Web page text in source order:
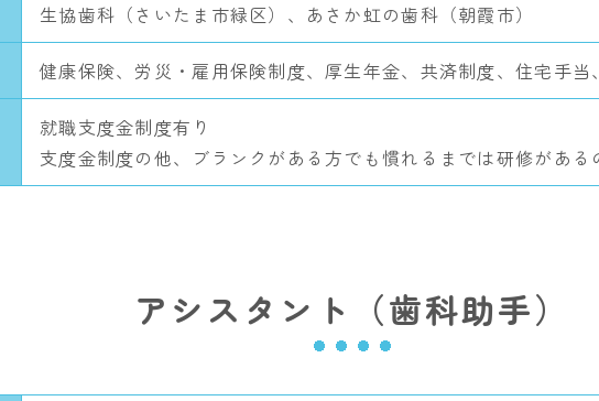
生協歯科（さいたま市緑区）、あさか虹の歯科（朝霞市）
健康保険、労災・雇用保険制度、厚生年金、共済制度、住宅手当
就職支度金制度有り
支度金制度の他、ブランクがある方でも慣れるまでは研修があ
アシスタント（歯科助手）